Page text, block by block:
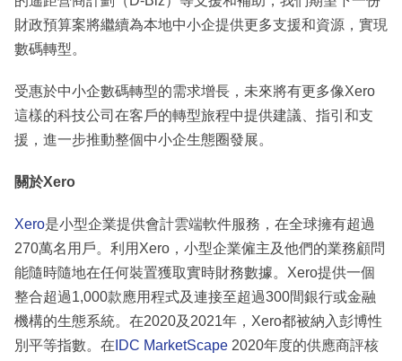
財政預算案將繼續為本地中小企提供更多支援和資源，實現
數碼轉型。
受惠於中小企數碼轉型的需求增長，未來將有更多像Xero
這樣的科技公司在客戶的轉型旅程中提供建議、指引和支
援，進一步推動整個中小企生態圈發展。
關於Xero
Xero是小型企業提供會計雲端軟件服務，在全球擁有超過
270萬名用戶。利用Xero，小型企業僱主及他們的業務顧問
能隨時隨地在任何裝置獲取實時財務數據。Xero提供一個
整合超過1,000款應用程式及連接至超過300間銀行或金融
機構的生態系統。在2020及2021年，Xero都被納入彭博性
別平等指數。在 IDC MarketScape 2020年度的供應商評核